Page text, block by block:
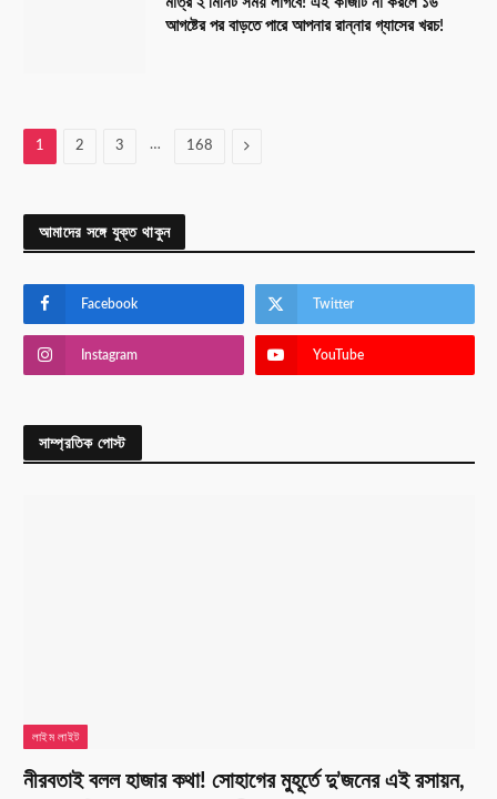
আগষ্টের পর বাড়তে পারে আপনার রান্নার গ্যাসের খরচ!
1 2 3 … 168 Next
আমাদের সঙ্গে যুক্ত থাকুন
Facebook Twitter
Instagram YouTube
সাম্প্রতিক পোস্ট
লাইম লাইট
নীরবতাই বলল হাজার কথা! সোহাগের মুহূর্তে দু’জনের এই রসায়ন,